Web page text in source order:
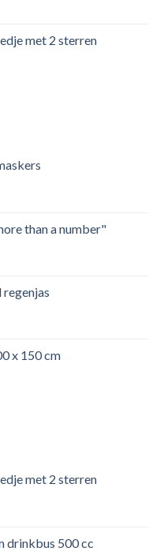
met 2 sterren
than a number"
regenjas
x 150 cm
met 2 sterren
drinkbus 500 cc